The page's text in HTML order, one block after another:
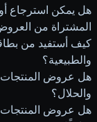
هل يمكن استرجاع أو
المشتراة من
كيف أستفيد من
والطبيعية؟
هل عروض المنتجات
والحلال؟
هل عروض المنتجات